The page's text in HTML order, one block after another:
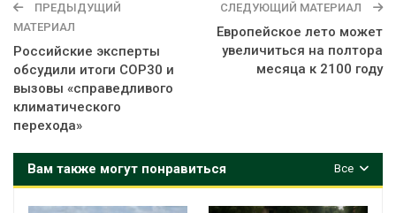
ПРЕДЫДУЩИЙ
МАТЕРИАЛ
Российские эксперты
обсудили итоги COP30 и
вызовы «справедливого
климатического
перехода»
СЛЕДУЮЩИЙ МАТЕРИАЛ
Европейское лето может
увеличиться на полтора
месяца к 2100 году
Все
Вам также могут понравиться